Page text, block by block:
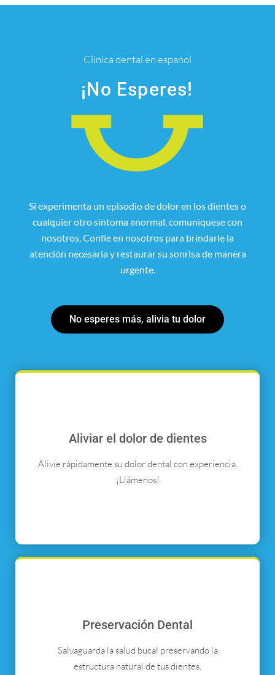
Clínica dental en español
¡No Esperes!
Si experimenta un episodio de dolor en los dientes o
cualquier otro síntoma anormal, comuníquese con
nosotros. Confíe en nosotros para brindarle la
atención necesaria y restaurar su sonrisa de manera
urgente.
No esperes más, alivia tu dolor
Aliviar el dolor de dientes
Alivie rápidamente su dolor dental con experiencia.
¡Llámenos!
Preservación Dental
Salvaguarda la salud bucal preservando la
estructura natural de tus dientes.